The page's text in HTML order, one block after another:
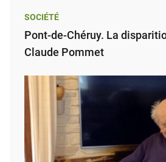
SOCIÉTÉ
Pont-de-Chéruy. La
Claude Pommet